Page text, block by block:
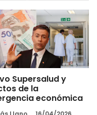
Supersalud y
de la
económica